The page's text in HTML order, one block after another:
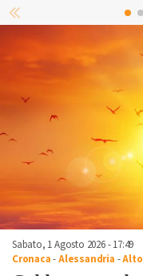
Sabato, 1 Agosto 2026 - 17:49
Cronaca-Alessandria -